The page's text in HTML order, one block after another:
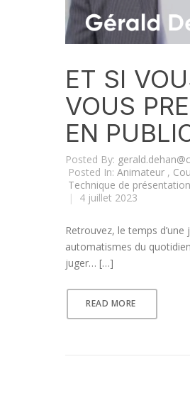
ET SI
VOUS
EN
Posted By:
Posted In: Animateur ,
Technique de présentation
|
4 juillet 2023
Retrouvez, le temps
automatismes du
juger… […]
READ MORE